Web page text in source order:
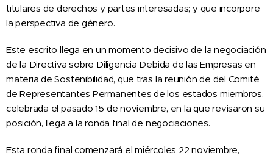
titulares de derechos y partes interesadas; y que incorpore
la perspectiva de género.
Este escrito llega en un momento decisivo de la negociación
de la Directiva sobre Diligencia Debida de las Empresas en
materia de Sostenibilidad, que tras la reunión de del Comité
de Representantes Permanentes de los estados miembros,
celebrada el pasado 15 de noviembre, en la que revisaron su
posición, llega a la ronda final de negociaciones.
Esta ronda final comenzará el miércoles 22 noviembre,